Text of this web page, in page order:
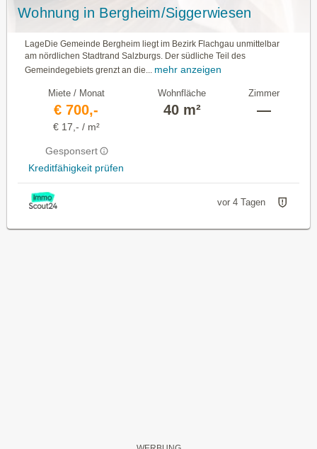
Wohnung in Bergheim/Siggerwiesen
LageDie Gemeinde Bergheim liegt im Bezirk Flachgau unmittelbar
am nördlichen Stadtrand Salzburgs. Der südliche Teil des
Gemeindegebiets grenzt an die...
mehr anzeigen
Miete / Monat
€ 700,-
€ 17,- / m²
Gesponsert
Kreditfähigkeit prüfen
Wohnfläche
40 m²
Zimmer
—
vor 4 Tagen